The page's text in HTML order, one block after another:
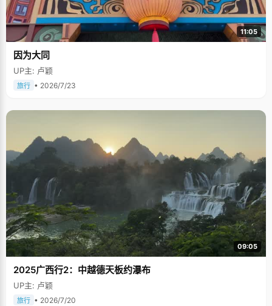
11:05
因为大同
UP主: 卢颖
旅行 • 2026/7/23
09:05
2025广西行2：中越德天板约瀑布
UP主: 卢颖
旅行 • 2026/7/20